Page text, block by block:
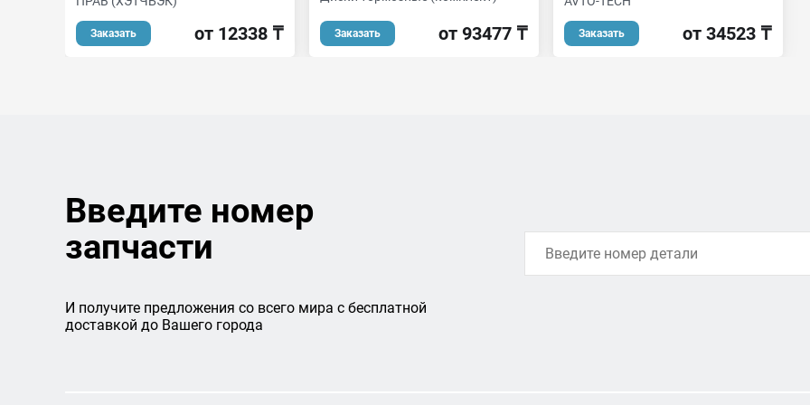
Заказать от 12338 ₸ Заказать от 93477 ₸ Заказать от 34523 ₸
Введите номер
запчасти
И получите предложения со всего мира с бесплатной
доставкой до Вашего города